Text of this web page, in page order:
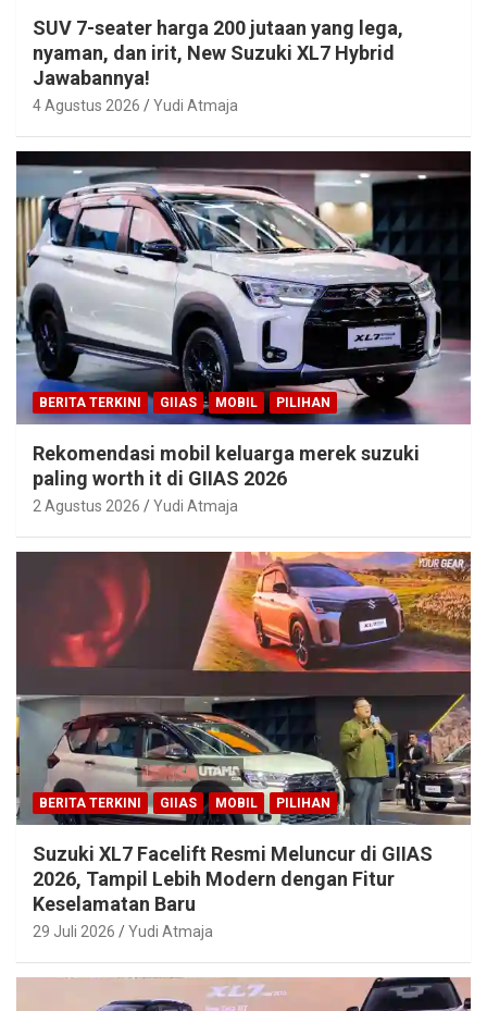
SUV 7-seater harga 200 jutaan yang lega,
nyaman, dan irit, New Suzuki XL7 Hybrid
Jawabannya!
4 Agustus 2026 Yudi Atmaja
BERITA TERKINI GIIAS MOBIL PILIHAN
Rekomendasi mobil keluarga merek suzuki
paling worth it di GIIAS 2026
2 Agustus 2026 Yudi Atmaja
BERITA TERKINI GIIAS MOBIL PILIHAN
Suzuki XL7 Facelift Resmi Meluncur di GIIAS
2026, Tampil Lebih Modern dengan Fitur
Keselamatan Baru
29 Juli 2026 Yudi Atmaja